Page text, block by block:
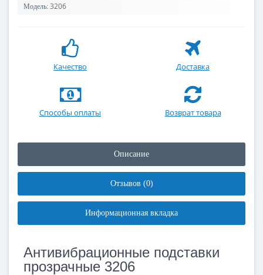
Модель: 3206
Качество Доставка
Способы оплаты Возврат товара
Описание
Отзывов (0)
Информационная вкладка
Антивибрационные подставки
прозрачные 3206